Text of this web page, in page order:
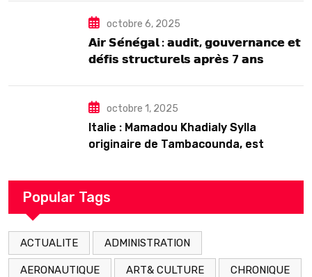
octobre 6, 2025
𝗔𝗶𝗿 𝗦𝗲́𝗻𝗲́𝗴𝗮𝗹 : 𝗮𝘂𝗱𝗶𝘁, 𝗴𝗼𝘂𝘃𝗲𝗿𝗻𝗮𝗻𝗰𝗲 𝗲𝘁
𝗱𝗲́𝗳𝗶𝘀 𝘀𝘁𝗿𝘂𝗰𝘁𝘂𝗿𝗲𝗹𝘀 𝗮𝗽𝗿𝗲̀𝘀 7 𝗮𝗻𝘀
octobre 1, 2025
Italie : Mamadou Khadialy Sylla
originaire de Tambacounda, est
arrestation
Popular Tags
ACTUALITE ADMINISTRATION
AERONAUTIQUE ART& CULTURE CHRONIQUE